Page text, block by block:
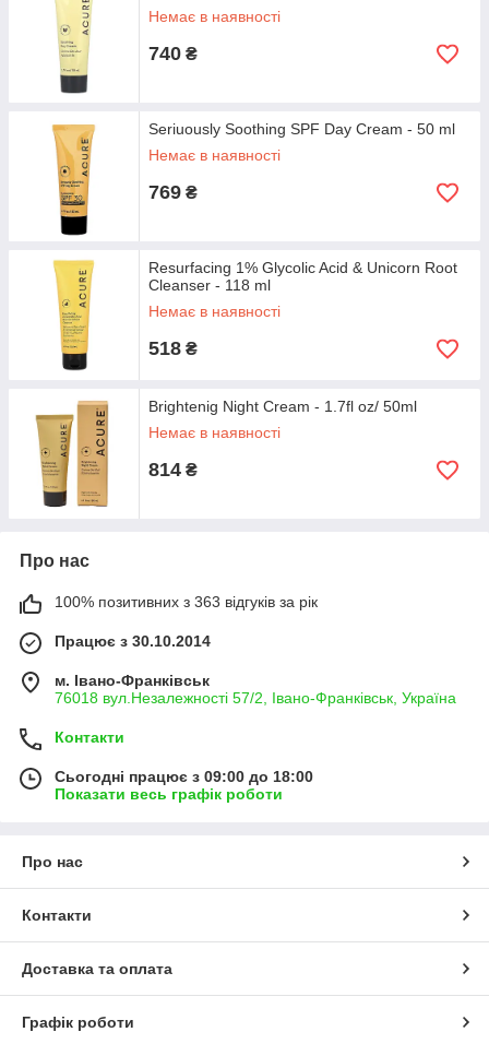
Немає в наявності
740 ₴
Seriuously Soothing SPF Day Cream - 50 ml
Немає в наявності
769 ₴
Resurfacing 1% Glycolic Acid & Unicorn Root
Cleanser - 118 ml
Немає в наявності
518 ₴
Brightenig Night Cream - 1.7fl oz/ 50ml
Немає в наявності
814 ₴
Про нас
100% позитивних з 363 відгуків за рік
Працює з 30.10.2014
м. Івано-Франківськ
76018 вул.Незалежності 57/2, Івано-Франківськ, Україна
Контакти
Сьогодні працює з 09:00 до 18:00
Показати весь графік роботи
Про нас
Контакти
Доставка та оплата
Графік роботи